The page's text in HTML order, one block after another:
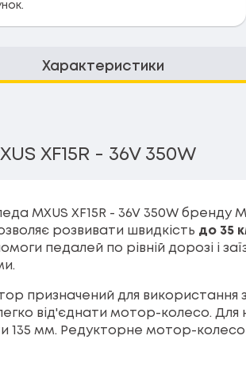
Характеристики
XF15R - 36V 350W
MXUS XF15R - 36V 350W бренду
розвивати швидкість до 35
педалей по рівній дорозі і
призначений для використання
від'єднати мотор-колесо.
135 мм. Редукторне мотор-